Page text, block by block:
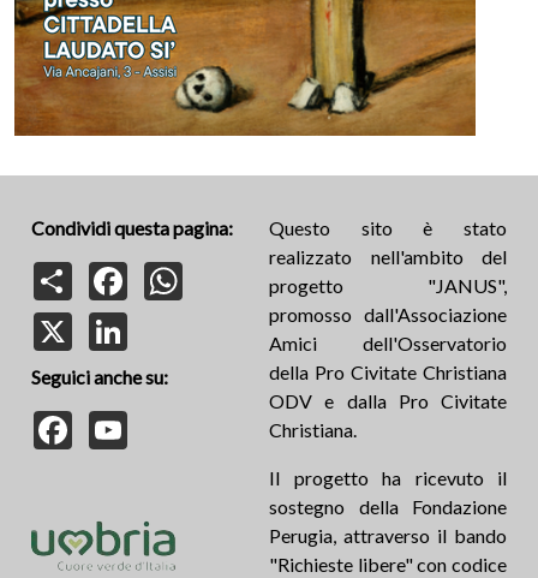
Condividi questa pagina:
Share
FacebookWhatsApp
Seguici anche su:
Facebook
Questo sito è stato
realizzato nell'ambito del
progetto "JANUS",
promosso dall'Associazione
Amici dell'Osservatorio
della Pro Civitate Christiana
ODV e dalla Pro Civitate
Christiana.
Il progetto ha ricevuto il
sostegno della Fondazione
Perugia, attraverso il bando
"Richieste libere" con codice